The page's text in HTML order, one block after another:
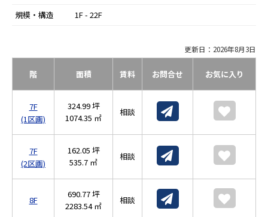
規模・構造
1F - 22F
更新日：2026年8月3日
階 面積 賃料 お問合せ お気に入り
7F
(1区画)
324.99 坪
1074.35 ㎡
相談
7F
(2区画)
162.05 坪
535.7 ㎡
相談
8F
690.77 坪
2283.54 ㎡
相談